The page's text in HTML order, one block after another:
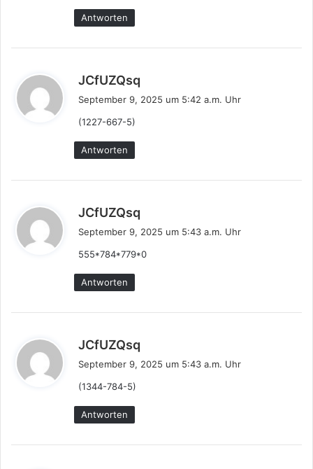
Antworten
JCfUZQsq
a
September 9, 2025 um 5:42 a.m. Uhr
(1227-667-5)
Antworten
JCfUZQsq
a
t
September 9, 2025 um 5:43 a.m. Uhr
555*784*779*0
Antworten
JCfUZQsq
a
September 9, 2025 um 5:43 a.m. Uhr
(1344-784-5)
Antworten